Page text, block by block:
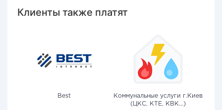
Клиенты также платят
Best
Коммунальные услуги г.Киев
(ЦКС, КТЕ, КВК...)